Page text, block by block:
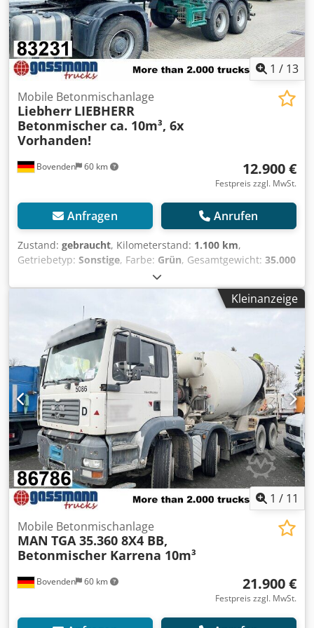
1 / 13
Bovenden 60 km
Mobile Betonmischanlage
Liebherr LIEBHERR
Betonmischer ca. 10m³, 6x
Vorhanden!
12.900 €
Festpreis zzgl. MwSt.
Anfragen Anrufen
Zustand: gebraucht, Kilometerstand: 1.100 km,
Getriebetyp: Sonstige, Farbe: Grün, Gesamtgewicht: 35.000
425/65R22,5, Erstzulassung:
Federung:Luft, Laderaumvolumen:10 m³, Fahrerkabine:
, Radstand: , Ausstattung: ABS,
Fahrzeugstandort: Bovenden, 2-Achsen, MB Achsen
(Scheiben gebremst), luftgefedert, ABS
(Antiblockiersystem), U-Schutz, seitl. Alu-Fahrschutz
Radstand: 1300 mm Aufbau: LIEBHERR Betonmischer ca.
10m³/ARCHIVBILDER! Kann gegen Aufpreis mit Separat-
Motor (Deutz oder anderes Fabrikat) umgerüstet werden!
Passende Hydraulik für Motorabtrieb am Zugfahrzeug
gegen 3.900,00€ netto Aufpreis verfügbar! 6x Bj. 2009 mit
10m³, 2x Bj. 2011 mit 12m³, 3x Bj. 2012 mit 12m³!
ZUBEHÖRANGABEN OHNE GEWÄHR, Änderungen,
Zwischenverkauf und Irrtümer vorbehalten! Dkedpsvy A
Ifjfx Akgsr - .
Kleinanzeige
1 / 11
Bovenden 60 km
Mobile Betonmischanlage
MAN TGA 35.360 8X4 BB,
Betonmischer Karrena 10m³
21.900 €
Festpreis zzgl. MwSt.